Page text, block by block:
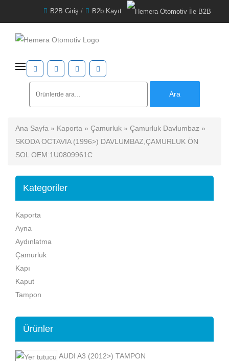
B2B Giriş / B2b Kayıt
Ara
Ana Sayfa » Kaporta » Çamurluk » Çamurluk Davlumbaz »
SKODA OCTAVIA (1996>) DAVLUMBAZ,ÇAMURLUK ÖN
SOL OEM:1U0809961C
Kategoriler
Kaporta
Ayna
Aydınlatma
Çamurluk
Kapı
Kaput
Tampon
Ürünler
AUDI A3 (2012>) TAMPON